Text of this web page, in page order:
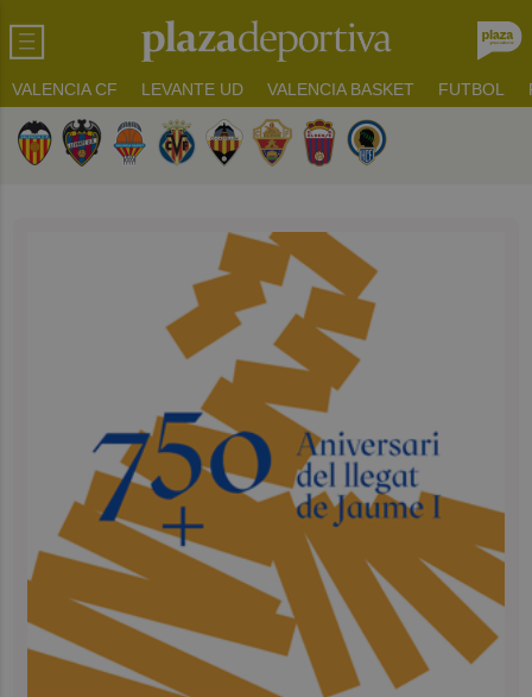
VALENCIA CF LEVANTE UD VALENCIA BASKET FUTBOL